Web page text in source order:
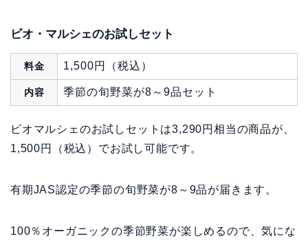
ビオ・マルシェのお試しセット
料金 1,500円（税込）
内容 季節の旬野菜が8～9品セット
ビオマルシェのお試しセットは3,290円相当の商品が、
1,500円（税込）でお試し可能です。
有期JAS認定の季節の旬野菜が8～9品が届きます。
100％オーガニックの季節野菜が楽しめるので、気にな